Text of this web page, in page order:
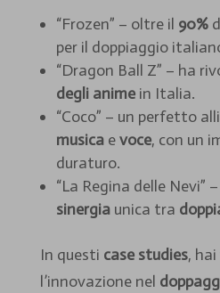
“Frozen” – oltre il 90%
per il doppiaggio
“Dragon Ball Z” – ha
degli animein Italia.
“Coco” – un perfetto
musicaevoce, con un
duraturo.
“La Regina delle Nevi”
sinergiaunica tra
In questi case studies,
l’innovazione nel